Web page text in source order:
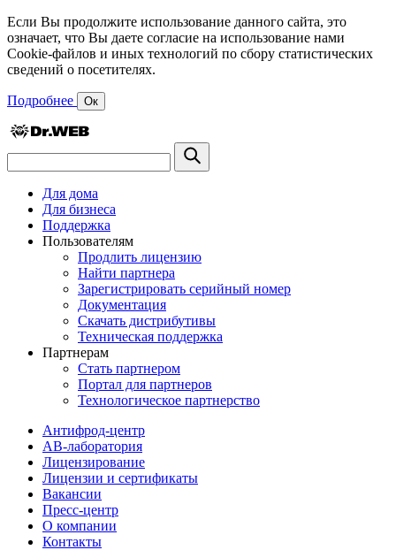
Если Вы продолжите использование данного сайта, это
означает, что Вы даете согласие на использование нами
Cookie-файлов и иных технологий по сбору статистических
сведений о посетителях.
Подробнее Ок
Для дома
Для бизнеса
Поддержка
Пользователям
Продлить лицензию
Найти партнера
Зарегистрировать серийный номер
Документация
Скачать дистрибутивы
Техническая поддержка
Партнерам
Стать партнером
Портал для партнеров
Технологическое партнерство
Антифрод-центр
АВ-лаборатория
Лицензирование
Лицензии и сертификаты
Вакансии
Пресс-центр
О компании
Контакты